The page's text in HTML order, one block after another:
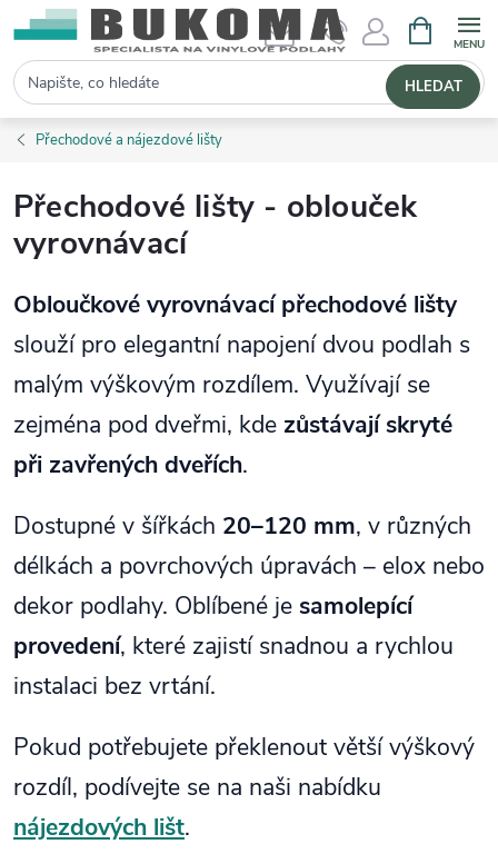
Hledat HLEDAT
Přechodové a nájezdové lišty
Přechodové lišty - oblouček
vyrovnávací
Obloučkové vyrovnávací přechodové lišty
slouží pro elegantní napojení dvou podlah s
malým výškovým rozdílem. Využívají se
zejména pod dveřmi, kde zůstávají skryté
při zavřených dveřích.
Dostupné v šířkách 20–120 mm, v různých
délkách a povrchových úpravách – elox nebo
dekor podlahy. Oblíbené je samolepící
provedení, které zajistí snadnou a rychlou
instalaci bez vrtání.
Pokud potřebujete překlenout větší výškový
rozdíl, podívejte se na naši nabídku
nájezdových lišt.